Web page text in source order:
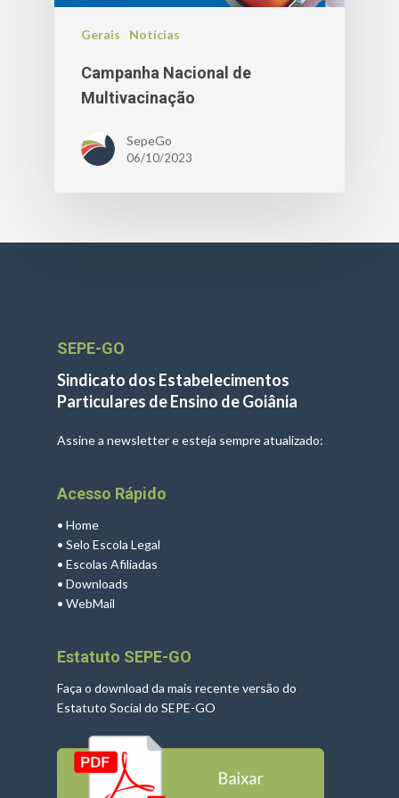
Gerais Notícias
Campanha Nacional de
Multivacinação
SepeGo
06/10/2023
SEPE-GO
Sindicato dos Estabelecimentos
Particulares de Ensino de Goiânia
Assine a newsletter e esteja sempre atualizado:
Acesso Rápido
• Home
• Selo Escola Legal
• Escolas Afiliadas
• Downloads
• WebMail
Estatuto SEPE-GO
Faça o download da mais recente versão do
Estatuto Social do SEPE-GO